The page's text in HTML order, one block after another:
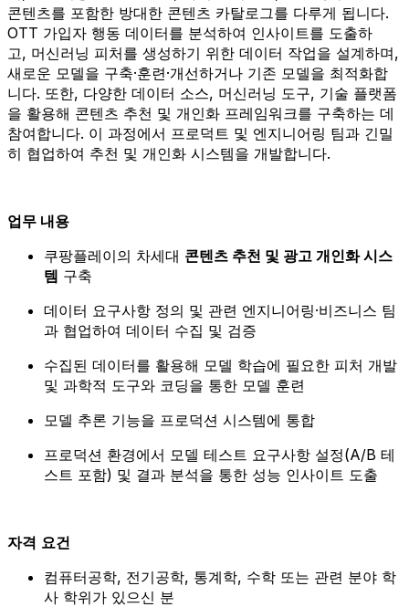
콘텐츠를 포함한 방대한 콘텐츠 카탈로그를 다루게 됩니다.
OTT 가입자 행동 데이터를 분석하여 인사이트를 도출하
고, 머신러닝 피처를 생성하기 위한 데이터 작업을 설계하며,
새로운 모델을 구축·훈련·개선하거나 기존 모델을 최적화합
니다. 또한, 다양한 데이터 소스, 머신러닝 도구, 기술 플랫폼
을 활용해 콘텐츠 추천 및 개인화 프레임워크를 구축하는 데
참여합니다. 이 과정에서 프로덕트 및 엔지니어링 팀과 긴밀
히 협업하여 추천 및 개인화 시스템을 개발합니다.
업무 내용
쿠팡플레이의 차세대 콘텐츠 추천 및 광고 개인화 시스
템 구축
데이터 요구사항 정의 및 관련 엔지니어링·비즈니스 팀
과 협업하여 데이터 수집 및 검증
수집된 데이터를 활용해 모델 학습에 필요한 피처 개발
및 과학적 도구와 코딩을 통한 모델 훈련
모델 추론 기능을 프로덕션 시스템에 통합
프로덕션 환경에서 모델 테스트 요구사항 설정(A/B 테
스트 포함) 및 결과 분석을 통한 성능 인사이트 도출
자격 요건
컴퓨터공학, 전기공학, 통계학, 수학 또는 관련 분야 학
사 학위가 있으신 분